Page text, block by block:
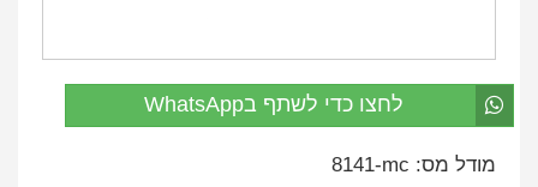
לחצו כדי לשתף בWhatsApp
מודל מס: mc-
8141